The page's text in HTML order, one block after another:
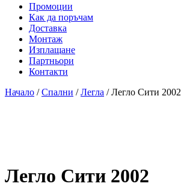
Промоции
Как да поръчам
Доставка
Монтаж
Изплащане
Партньори
Контакти
Начало /Спални /Легла / Легло Сити 2002
Легло Сити 2002